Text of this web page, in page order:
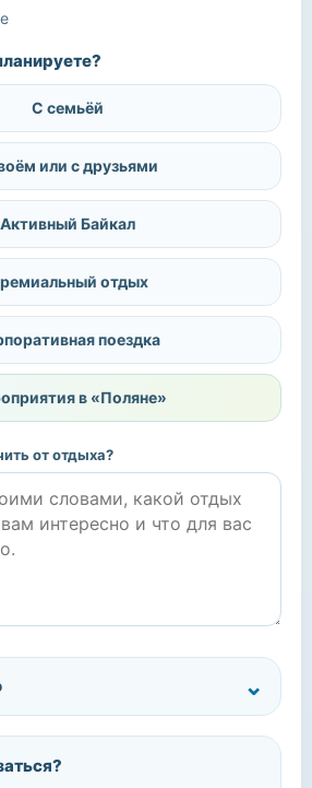
С семьёй
или с друзьями
Активный Байкал
отдых
поездка
в «Поляне»
от отдыха?